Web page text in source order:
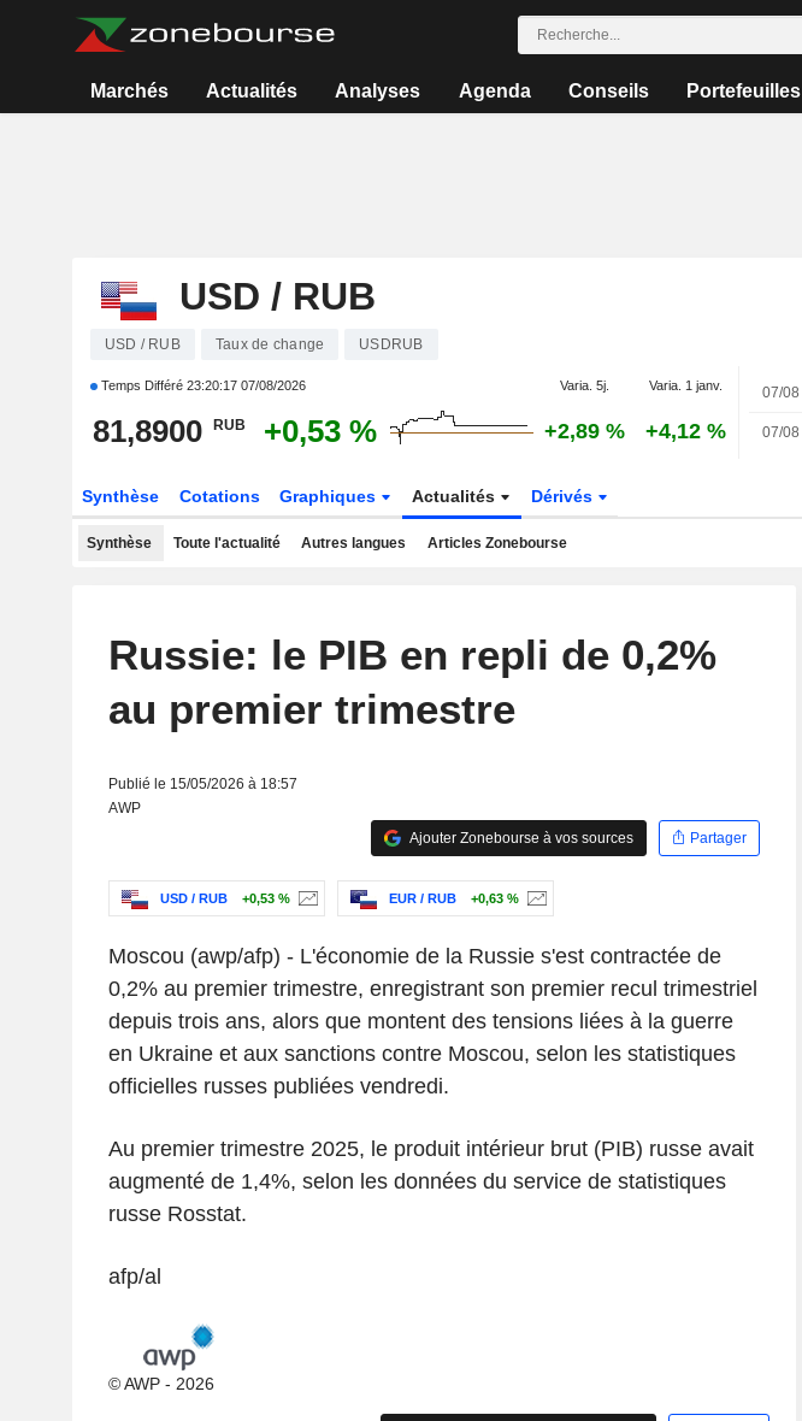
Marchés Actualités Analyses Agenda Conseils Portefeuilles
USD / RUB
USD / RUB Taux de change USDRUB
Temps Différé 23:20:17 07/08/2026 Varia. 5j. Varia. 1 janv.
81,8900 RUB +0,53 % +2,89 % +4,12 %
07/08
07/08
Synthèse Cotations Graphiques Actualités Dérivés
Synthèse Toute l'actualité Autres langues Articles Zonebourse
Russie: le PIB en repli de 0,2%
au premier trimestre
Publié le 15/05/2026 à 18:57
AWP
Ajouter Zonebourse à vos sources
Partager
USD / RUB +0,53 % EUR / RUB +0,63 %
Moscou (awp/afp) - L'économie de la Russie s'est contractée de
0,2% au premier trimestre, enregistrant son premier recul trimestriel
depuis trois ans, alors que montent des tensions liées à la guerre
en Ukraine et aux sanctions contre Moscou, selon les statistiques
officielles russes publiées vendredi.
Au premier trimestre 2025, le produit intérieur brut (PIB) russe avait
augmenté de 1,4%, selon les données du service de statistiques
russe Rosstat.
afp/al
© AWP - 2026